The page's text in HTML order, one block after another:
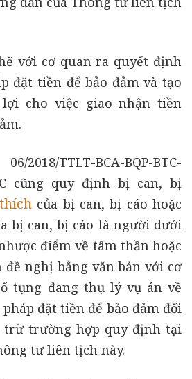
với cơ quan ra quyết định
đặt tiền để bảo đảm và tạo
cho việc giao nhận tiền
TTLT-BCA-BQP-BTC-
cũng quy định bị can, bị
của bị can, bị cáo hoặc
bị can, bị cáo là người dưới
điểm về tâm thần hoặc
đề nghị bằng văn bản với cơ
tụng đang thụ lý vụ án về
đặt tiền để bảo đảm đối
trừ trường hợp quy định tại
tư liên tịch này.